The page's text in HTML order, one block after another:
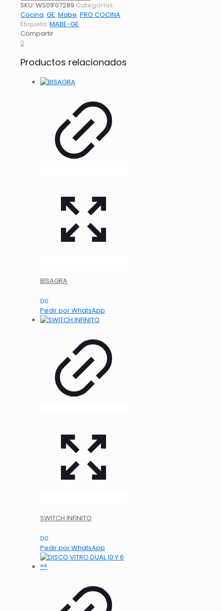
SKU: WS01F07289 Categorías:
Cocina, GE, Mabe, PRO COCINA
Etiqueta: MABE-GE
Compartir
0
Productos relacionados
BISAGRA
D0
Pedir por WhatsApp
SWITCH INFINITO
D0
Pedir por WhatsApp